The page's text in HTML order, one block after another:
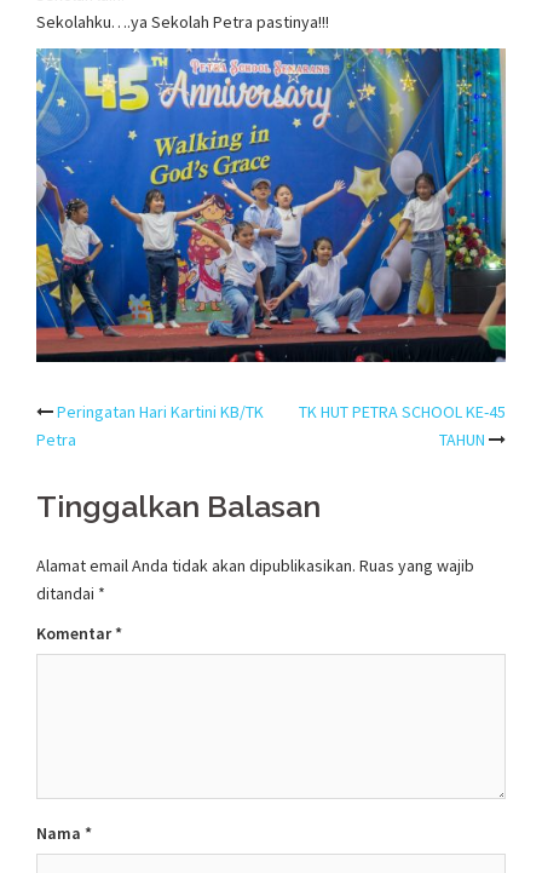
Sekolahku….ya Sekolah Petra pastinya!!!
Post
navigation
Peringatan Hari Kartini KB/TK
Petra
TK HUT PETRA SCHOOL KE-45
TAHUN
Tinggalkan Balasan
Alamat email Anda tidak akan dipublikasikan. Ruas yang wajib
ditandai *
Komentar*
Nama *